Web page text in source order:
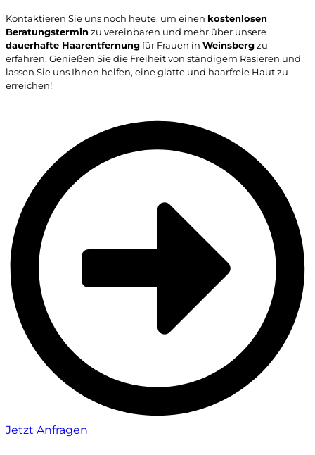
Kontaktieren Sie uns noch heute, um einen kostenlosen
Beratungsterminzu vereinbaren und mehr über unsere
dauerhafte Haarentfernungfür Frauen in Weinsbergzu
erfahren. Genießen Sie die Freiheit von ständigem Rasieren und
lassen Sie uns Ihnen helfen, eine glatte und haarfreie Haut zu
erreichen!
Jetzt Anfragen